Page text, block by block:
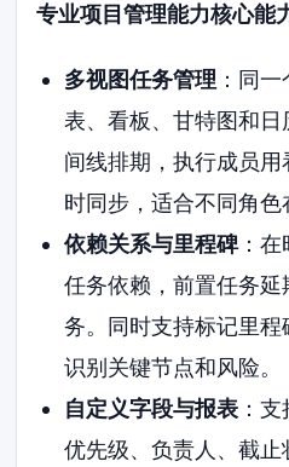
专业项目管理能力核心能
多视图任务管理 ：同
表、看板、甘特图和
间线排期，执行成员
时同步，适合不同角色
依赖关系与里程碑：在
任务依赖，前置任务
务。同时支持标记里
识别关键节点和风险。
自定义字段与报表：支
优先级、负责人、截